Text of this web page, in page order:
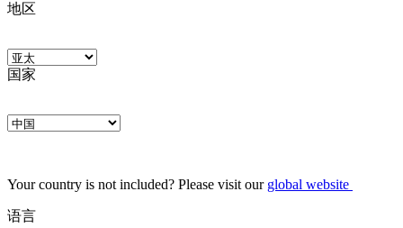
地区
国家
Your country is not included? Please visit our global website
语言